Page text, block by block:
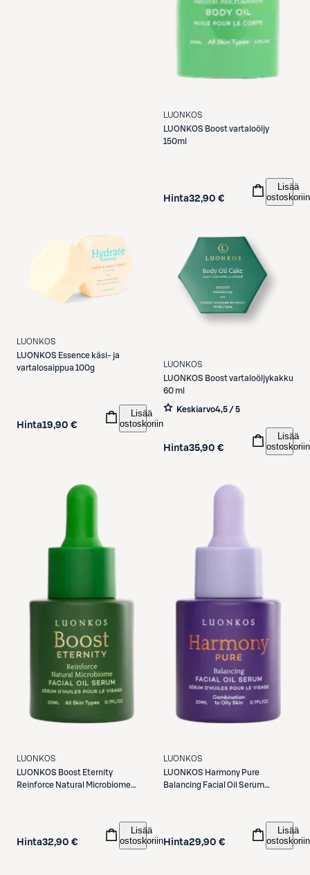
LUONKOS
LUONKOS Boost vartaloöljy
150ml
Hinta32,90 €
Lisää
ostoskoriin
LUONKOS
LUONKOS Essence käsi- ja
vartalosaippua 100g
Hinta19,90 €
Lisää
ostoskoriin
LUONKOS
LUONKOS Boost vartaloöljykakku
60 ml
Keskiarvo4,5 / 5
Hinta35,90 €
Lisää
ostoskoriin
LUONKOS
LUONKOS Boost Eternity
Reinforce Natural Microbiome
Hinta32,90 €
Lisää
ostoskoriin
LUONKOS
LUONKOS Harmony Pure
Balancing Facial Oil Serum
Hinta29,90 €
Lisää
ostoskoriin